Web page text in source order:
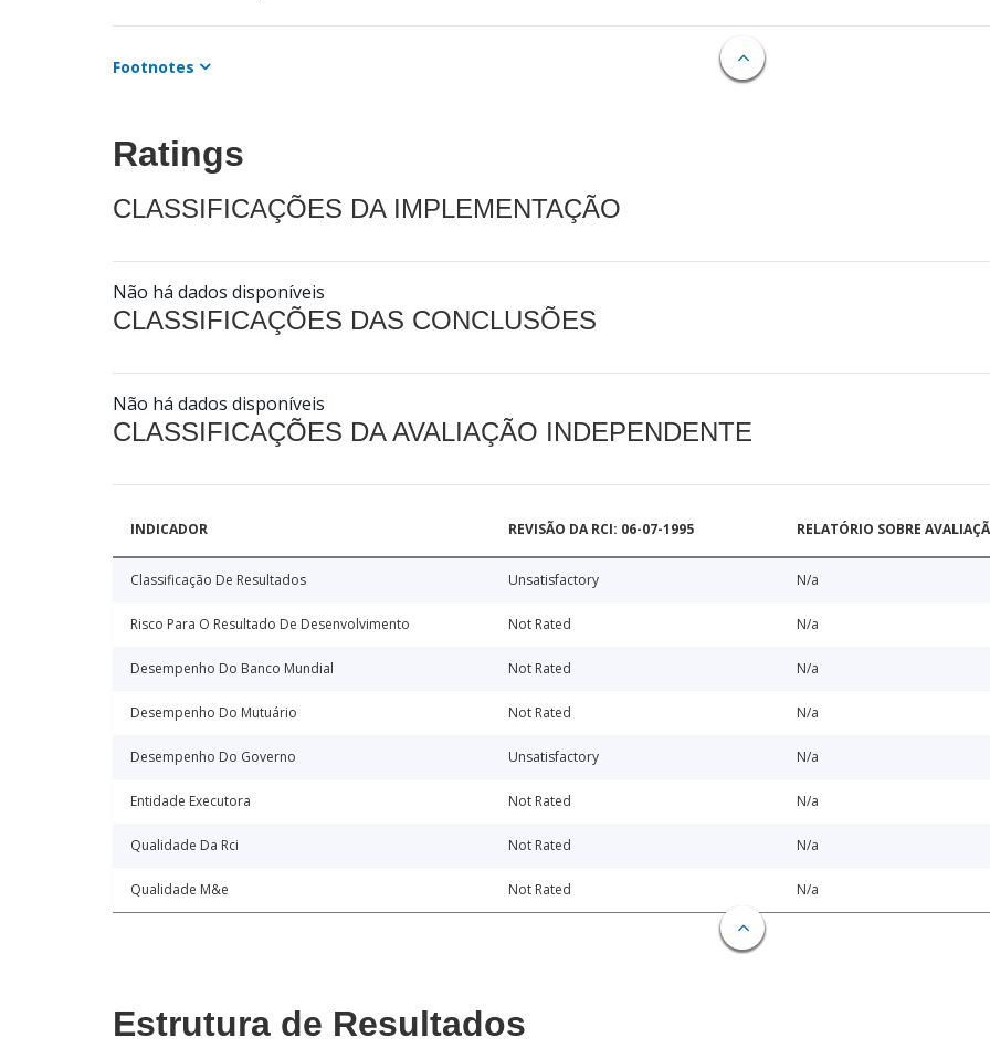
Footnotes
Ratings
CLASSIFICAÇÕES DA IMPLEMENTAÇÃO
Não há dados disponíveis
CLASSIFICAÇÕES DAS CONCLUSÕES
Não há dados disponíveis
CLASSIFICAÇÕES DA AVALIAÇÃO INDEPENDENTE
INDICADOR REVISÃO DA RCI: 06-07-1995 RELATÓRIO SOBRE
Classificação De Resultados Unsatisfactory N/a
Risco Para O Resultado De Desenvolvimento Not Rated N/a
Desempenho Do Banco Mundial Not Rated N/a
Desempenho Do Mutuário Not Rated N/a
Desempenho Do Governo Unsatisfactory N/a
Entidade Executora Not Rated N/a
Qualidade Da Rci Not Rated N/a
Qualidade M&e Not Rated N/a
Estrutura de Resultados